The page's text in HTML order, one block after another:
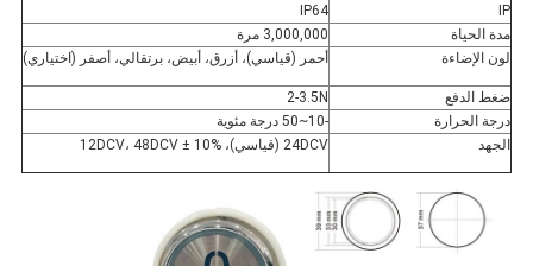
IP
IP64
مدة الحياة
3,000,000 مرة
لون الإضاءة
أحمر (قياسي)، أزرق، أبيض، برتقالي، أصفر (اختياري)
ضغط الدفع
2-3.5N
درجة الحرارة
-10~50 درجة مئوية
الجهد
24DCV (قياسي)، 12DCV، 48DCV ± 10%